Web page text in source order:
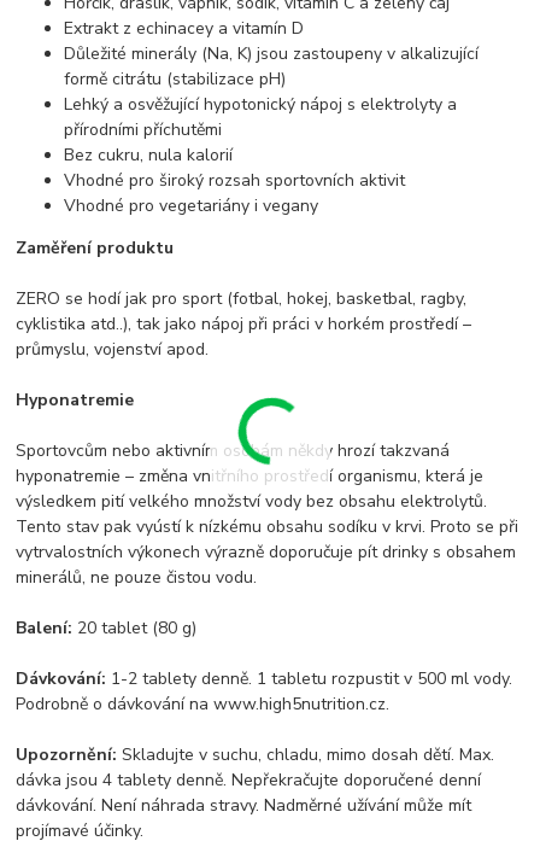
Extrakt z echinacey a vitamín D
Důležité minerály (Na, K) jsou zastoupeny v alkalizující
formě citrátu (stabilizace pH)
Lehký a osvěžující hypotonický nápoj s elektrolyty a
přírodními příchutěmi
Bez cukru, nula kalorií
Vhodné pro široký rozsah sportovních aktivit
Vhodné pro vegetariány i vegany
Zaměření produktu
ZERO se hodí jak pro sport (fotbal, hokej, basketbal, ragby,
cyklistika atd..), tak jako nápoj při práci v horkém prostředí –
průmyslu, vojenství apod.
Hyponatremie
Sportovcům nebo aktivním osobám někdy hrozí takzvaná
hyponatremie – změna vnitřního prostředí organismu, která je
výsledkem pití velkého množství vody bez obsahu elektrolytů.
Tento stav pak vyústí k nízkému obsahu sodíku v krvi. Proto se při
vytrvalostních výkonech výrazně doporučuje pít drinky s obsahem
minerálů, ne pouze čistou vodu.
Balení: 20 tablet (80 g)
Dávkování: 1-2 tablety denně. 1 tabletu rozpustit v 500 ml vody.
Podrobně o dávkování na www.high5nutrition.cz.
Upozornění:Skladujte v suchu, chladu, mimo dosah dětí. Max.
dávka jsou 4 tablety denně. Nepřekračujte doporučené denní
dávkování. Není náhrada stravy. Nadměrné užívání může mít
projímavé účinky.